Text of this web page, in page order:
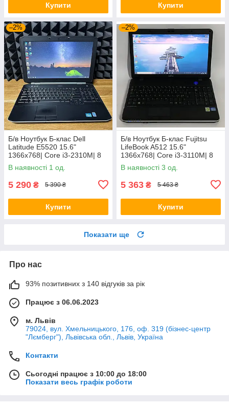
Купити Купити
–2%
Б/в Ноутбук Б-клас Dell
Latitude E5520 15.6"
1366x768| Core i3-2310M| 8
GB RAM| 128 GB SSD| HD
3000
В наявності 1 од.
5 290 ₴ 5 390 ₴
Купити
–2%
Б/в Ноутбук Б-клас Fujitsu
LifeBook A512 15.6"
1366x768| Core i3-3110M| 8
GB RAM| 320 GB HDD| HD
4000
В наявності 3 од.
5 363 ₴ 5 463 ₴
Купити
Показати ще
Про нас
93% позитивних з 140 відгуків за рік
Працює з 06.06.2023
м. Львів
79024, вул. Хмельницького, 176, оф. 319 (бізнес-центр
"Лємберг"), Львівська обл., Львів, Україна
Контакти
Сьогодні працює з 10:00 до 18:00
Показати весь графік роботи